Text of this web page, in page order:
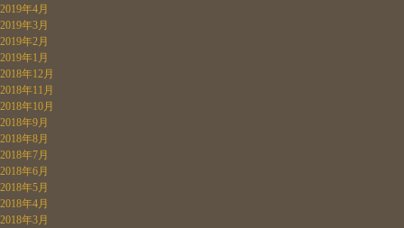
2019年4月
2019年3月
2019年2月
2019年1月
2018年12月
2018年11月
2018年10月
2018年9月
2018年8月
2018年7月
2018年6月
2018年5月
2018年4月
2018年3月